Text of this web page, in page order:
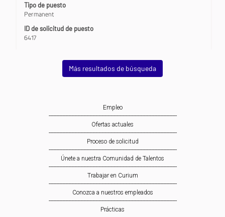
Tipo de puesto
Permanent
ID de solicitud de puesto
6417
completo
de
la
información
del
Más resultados de búsqueda
Empleo
-------------------------------------------------------------------------------------
Ofertas actuales
-------------------------------------------------------------------------------------
Proceso de solicitud
-------------------------------------------------------------------------------------
Únete a nuestra Comunidad de Talentos
-------------------------------------------------------------------------------------
Trabajar en Curium
-------------------------------------------------------------------------------------
Conozca a nuestros empleados
-------------------------------------------------------------------------------------
Prácticas